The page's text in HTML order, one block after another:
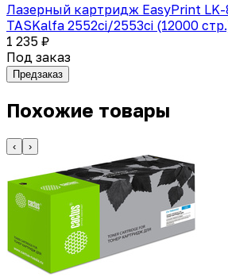
Лазерный картридж EasyPrint LK-
TASKalfa 2552ci/2553ci (12000
1 235 ₽
Под заказ
Предзаказ
Похожие товары
‹ ›